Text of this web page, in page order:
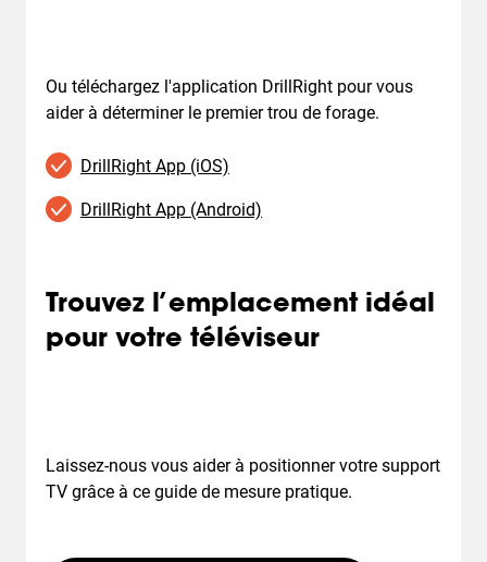
Ou téléchargez l'application DrillRight pour vous
aider à déterminer le premier trou de forage.
DrillRight App (iOS)
DrillRight App (Android)
Trouvez l’emplacement idéal
pour votre téléviseur
Laissez-nous vous aider à positionner votre support
TV grâce à ce guide de mesure pratique.